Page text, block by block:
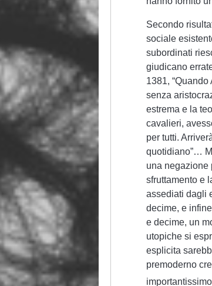
Secondo
sociale
subordinati
giudicano
1381,
senza
estrema e la
cavalieri,
per tutti.
quotidiano”…
una negazione
sfruttamento e
assediati dagli
decime, e
e decime, un
utopiche si
esplicita
premoderno